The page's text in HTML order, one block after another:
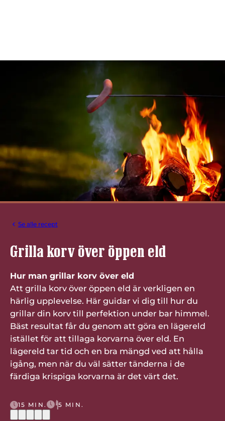
Se alle recept
Grilla korv över öppen eld
Hur man grillar korv över eld
Att grilla korv över öppen eld är verkligen en
härlig upplevelse. Här guidar vi dig till hur du
grillar din korv till perfektion under bar himmel.
Bäst resultat får du genom att göra en lägereld
istället för att tillaga korvarna över eld. En
lägereld tar tid och en bra mängd ved att hålla
igång, men när du väl sätter tänderna i de
färdiga krispiga korvarna är det värt det.
15 MIN. 5 MIN.